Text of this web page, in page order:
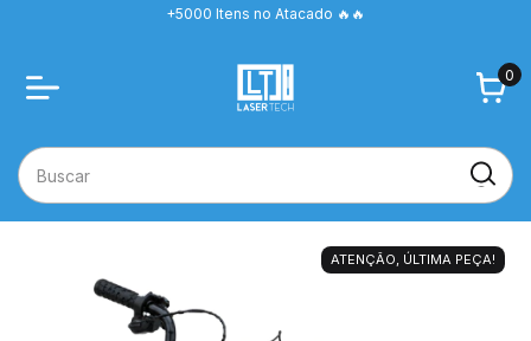
+5000 Itens no Atacado 🔥🔥
0
ATENÇÃO, ÚLTIMA PEÇA!